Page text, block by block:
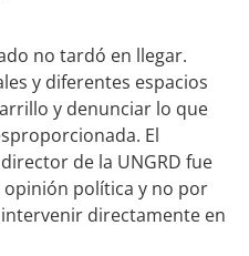
no tardó en llegar.
y diferentes espacios
y denunciar lo que
El
de la UNGRD fue
política y no por
directamente en